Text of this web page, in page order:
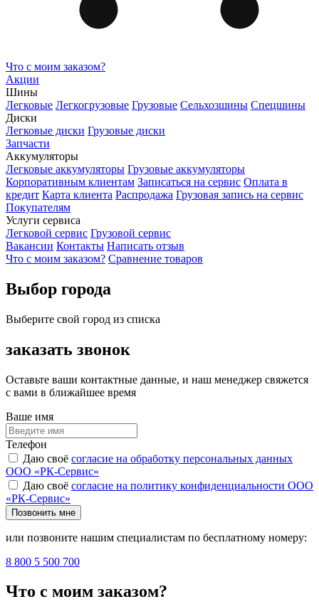
Что с моим заказом?
Акции
Шины
Легковые Легкогрузовые Грузовые Сельхозшины Спецшины
Диски
Легковые диски Грузовые диски
Запчасти
Аккумуляторы
Легковые аккумуляторы Грузовые аккумуляторы
Корпоративным клиентам Записаться на сервис Оплата в
кредит Карта клиента Распродажа Грузовая запись на сервис
Покупателям
Услуги сервиса
Легковой сервис Грузовой сервис
Вакансии Контакты Написать отзыв
Что с моим заказом? Сравнение товаров
Выбор города
Выберите свой город из списка
заказать звонок
Оставьте ваши контактные данные, и наш менеджер свяжется
с вами в ближайшее время
Ваше имя
Телефон
Даю своё согласие на обработку персональных данных
ООО «РК-Сервис»
Даю своё согласие на политику конфиденциальности ООО
«РК-Сервис»
Позвонить мне
или позвоните нашим специалистам по бесплатному номеру:
8 800 5 500 700
Что с моим заказом?